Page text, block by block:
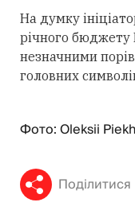
На думку
річного бюджету
незначними
головних
Фото: Oleksii
Поділитися